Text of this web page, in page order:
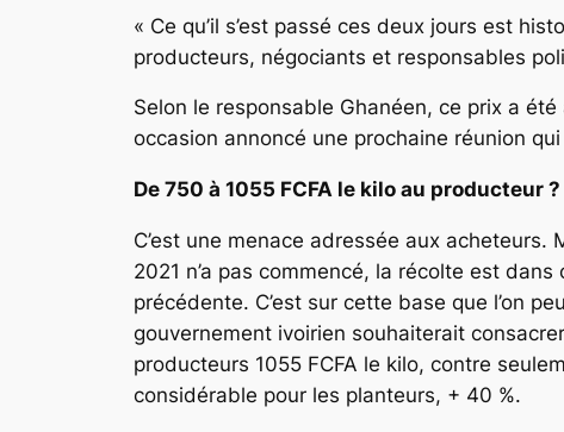
« Ce qu’il s’est passé ces deux jours est
producteurs, négociants et responsables
Selon le responsable Ghanéen, ce prix a
occasion annoncé une prochaine réunion
De 750 à 1055 FCFA le kilo au producteur ?
C’est une menace adressée aux
2021 n’a pas commencé, la récolte est
précédente. C’est sur cette base que l’on
gouvernement ivoirien souhaiterait
producteurs 1055 FCFA le kilo, contre
considérable pour les planteurs, + 40 %.